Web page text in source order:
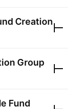
Creation
Group
Fund